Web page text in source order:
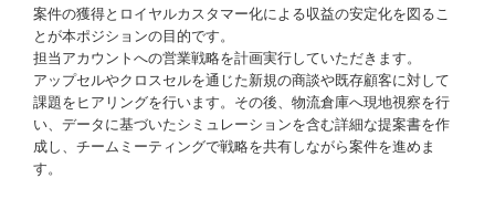
案件の獲得とロイヤルカスタマー化による収益の安定化を図るこ
とが本ポジションの目的です。
担当アカウントへの営業戦略を計画実行していただきます。
アップセルやクロスセルを通じた新規の商談や既存顧客に対して
課題をヒアリングを行います。その後、物流倉庫へ現地視察を行
い、データに基づいたシミュレーションを含む詳細な提案書を作
成し、チームミーティングで戦略を共有しながら案件を進めま
す。